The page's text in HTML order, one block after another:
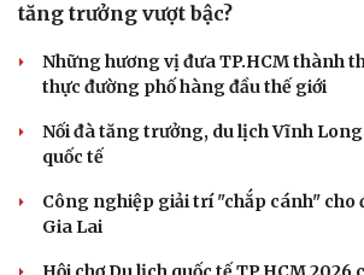
tăng trưởng vượt bậc?
Những hương vị đưa TP.HCM thành
thực đường phố hàng đầu thế giới
Nối đà tăng trưởng, du lịch Vĩnh
quốc tế
Công nghiệp giải trí "chắp cánh" cho
Gia Lai